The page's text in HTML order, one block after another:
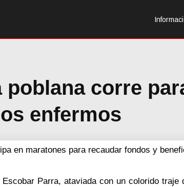
corre
enfermos
en maratones para recaudar fondos y
Parra, ataviada con un colorido traje